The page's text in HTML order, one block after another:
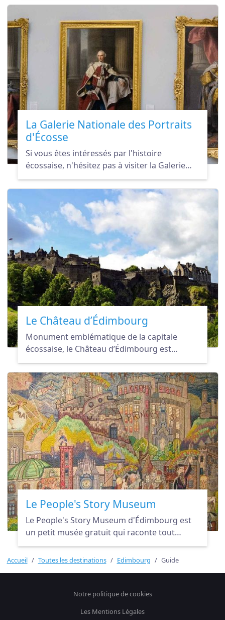
La Galerie Nationale des Portraits
d'Écosse
Si vous êtes intéressés par l'histoire
écossaise, n'hésitez pas à visiter la Galerie
Nationale des Portraits d'Écosse à
Édimbourg.
Le Château d’Édimbourg
Monument emblématique de la capitale
écossaise, le Château d’Édimbourg est
incontournable pour tous les visiteurs. Un
voyage historique au cœur de la ville !
Le People's Story Museum
Le People's Story Museum d'Édimbourg est
un petit musée gratuit qui raconte tout
simplement l'histoire des gens. Un petit
musée pittoresque et agréable à visiter lors
Accueil Toutes les destinations Edimbourg Guide
Notre politique de cookies
Les Mentions Légales